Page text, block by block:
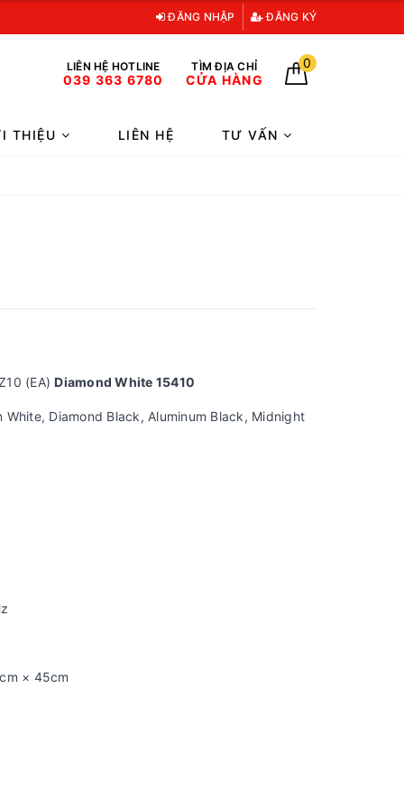
ĐĂNG NHẬP ĐĂNG KÝ
LIÊN HỆ HOTLINE
039 363 6780
TÌM ĐỊA CHỈ
CỬA HÀNG
0
THIỆU LIÊN HỆ TƯ VẤN
(EA)Diamond White 15410
Diamond Black, Aluminum Black, Midnight
× 45cm